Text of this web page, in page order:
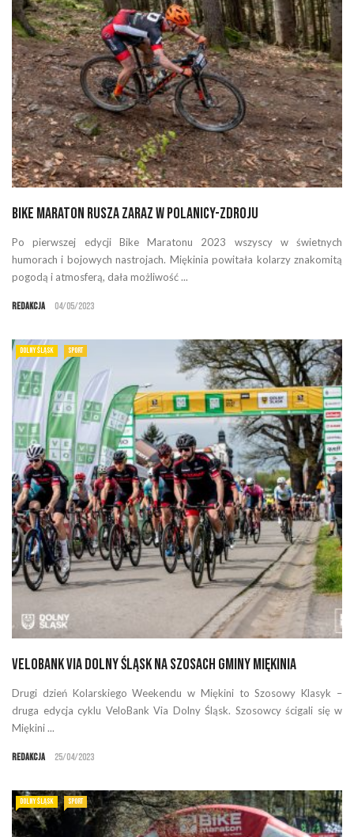
Bike Maraton rusza zaraz w Polanicy-Zdroju
Po pierwszej edycji Bike Maratonu 2023 wszyscy w świetnych
humorach i bojowych nastrojach. Miękinia powitała kolarzy znakomitą
pogodą i atmosferą, dała możliwość ...
Redakcja 04/05/2023
DOLNY ŚLĄSK SPORT
VeloBank Via Dolny Śląsk na szosach Gminy Miękinia
Drugi dzień Kolarskiego Weekendu w Miękini to Szosowy Klasyk –
druga edycja cyklu VeloBank Via Dolny Śląsk. Szosowcy ścigali się w
Miękini ...
Redakcja 25/04/2023
DOLNY ŚLĄSK SPORT